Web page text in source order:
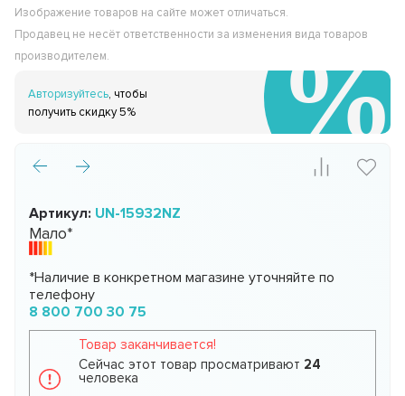
Изображение товаров на сайте может отличаться.
Продавец не несёт ответственности за изменения вида товаров
производителем.
Авторизуйтесь, чтобы
получить скидку 5%
Артикул: UN-15932NZ
Мало*
*Наличие в конкретном магазине уточняйте по
телефону
8 800 700 30 75
Товар заканчивается!
Сейчас этот товар просматривают 24
человека